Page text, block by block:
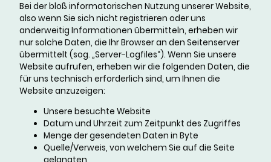
Bei der bloß informatorischen Nutzung unserer Website,
also wenn Sie sich nicht registrieren oder uns
anderweitig Informationen übermitteln, erheben wir
nur solche Daten, die Ihr Browser an den Seitenserver
übermittelt (sog. „Server-Logfiles“). Wenn Sie unsere
Website aufrufen, erheben wir die folgenden Daten, die
für uns technisch erforderlich sind, um Ihnen die
Website anzuzeigen:
Unsere besuchte Website
Datum und Uhrzeit zum Zeitpunkt des Zugriffes
Menge der gesendeten Daten in Byte
Quelle/Verweis, von welchem Sie auf die Seite